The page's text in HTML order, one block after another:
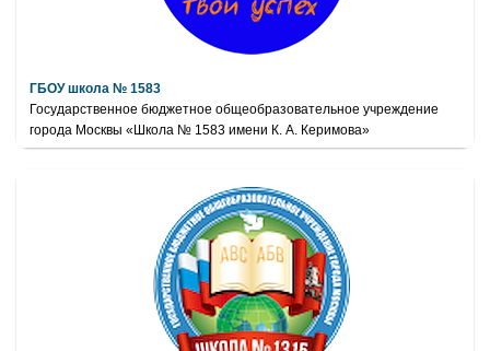
ГБОУ школа № 1583
Государственное бюджетное общеобразовательное учреждение
города Москвы «Школа № 1583 имени К. А. Керимова»